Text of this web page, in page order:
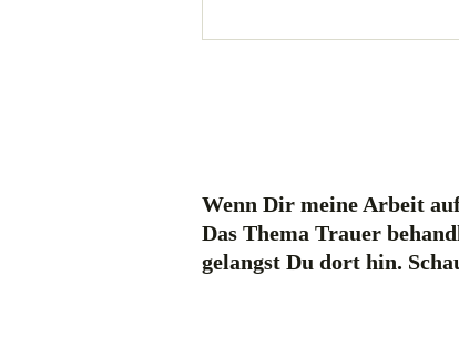
Wenn Dir meine Arbeit
Das Thema Trauer
gelangst Du dort hin.